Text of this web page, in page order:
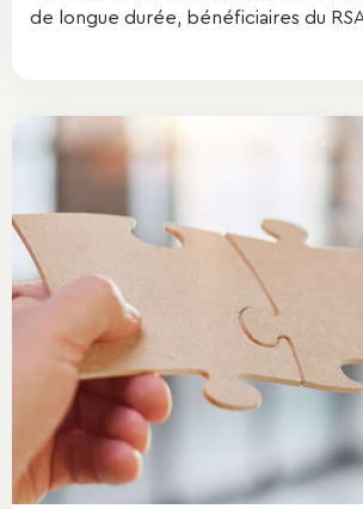
de longue durée, bénéficiaires du